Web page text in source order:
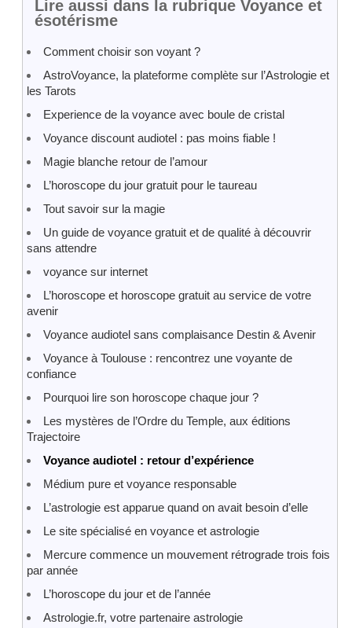
Lire aussi dans la rubrique Voyance et
ésotérisme
Comment choisir son voyant ?
AstroVoyance, la plateforme complète sur l’Astrologie et
les Tarots
Experience de la voyance avec boule de cristal
Voyance discount audiotel : pas moins fiable !
Magie blanche retour de l’amour
L’horoscope du jour gratuit pour le taureau
Tout savoir sur la magie
Un guide de voyance gratuit et de qualité à découvrir
sans attendre
voyance sur internet
L’horoscope et horoscope gratuit au service de votre
avenir
Voyance audiotel sans complaisance Destin & Avenir
Voyance à Toulouse : rencontrez une voyante de
confiance
Pourquoi lire son horoscope chaque jour ?
Les mystères de l’Ordre du Temple, aux éditions
Trajectoire
Voyance audiotel : retour d’expérience
Médium pure et voyance responsable
L’astrologie est apparue quand on avait besoin d’elle
Le site spécialisé en voyance et astrologie
Mercure commence un mouvement rétrograde trois fois
par année
L’horoscope du jour et de l’année
Astrologie.fr, votre partenaire astrologie